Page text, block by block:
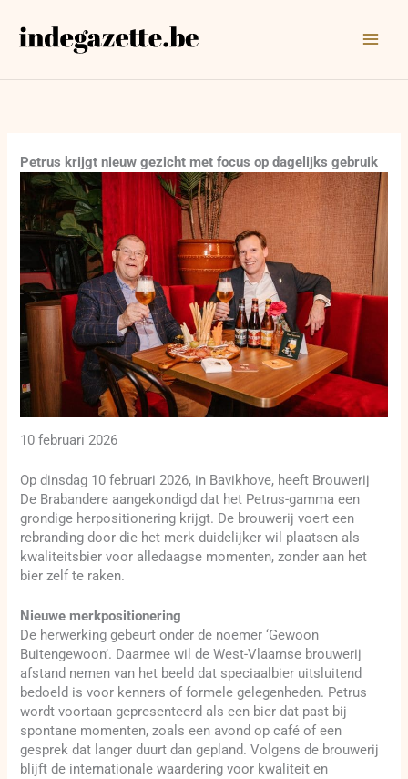
naar
Petrus krijgt nieuw gezicht met focus op dagelijks gebruik
10 februari 2026
Op dinsdag 10 februari 2026, in Bavikhove, heeft Brouwerij
De Brabandere aangekondigd dat het Petrus-gamma een
grondige herpositionering krijgt. De brouwerij voert een
rebranding door die het merk duidelijker wil plaatsen als
kwaliteitsbier voor alledaagse momenten, zonder aan het
bier zelf te raken.
Nieuwe merkpositionering
De herwerking gebeurt onder de noemer ‘Gewoon
Buitengewoon’. Daarmee wil de West-Vlaamse brouwerij
afstand nemen van het beeld dat speciaalbier uitsluitend
bedoeld is voor kenners of formele gelegenheden. Petrus
wordt voortaan gepresenteerd als een bier dat past bij
spontane momenten, zoals een avond op café of een
gesprek dat langer duurt dan gepland. Volgens de brouwerij
blijft de internationale waardering voor kwaliteit en